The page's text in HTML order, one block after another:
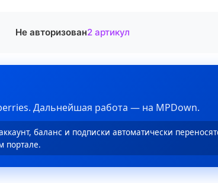
Не авторизован2 артикул
Дальнейшая работа — на MPDown.
баланс и подписки автоматически
портале.